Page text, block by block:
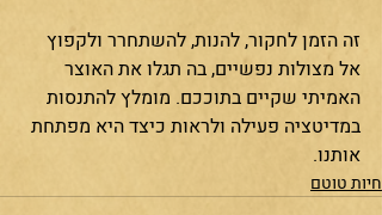
זה הזמן לחקור, להנות, להשתחרר ולקפוץ
אל מצולות נפשיים, בה תגלו את האוצר
האמיתי שקיים בתוככם. מומלץ להתנסות
במדיטציה פעילה ולראות כיצד היא מפתחת
אותנו.
חיות טוטם